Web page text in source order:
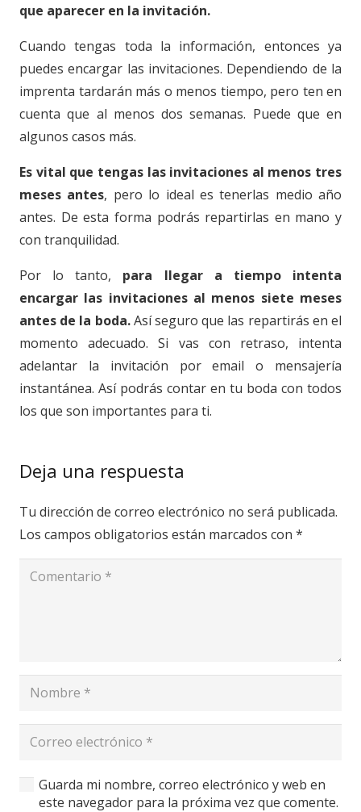
que aparecer en la invitación.
Cuando tengas toda la información, entonces ya
puedes encargar las invitaciones. Dependiendo de la
imprenta tardarán más o menos tiempo, pero ten en
cuenta que al menos dos semanas. Puede que en
algunos casos más.
Es vital que tengas las invitaciones al menos tres
meses antes, pero lo ideal es tenerlas medio año
antes. De esta forma podrás repartirlas en mano y
con tranquilidad.
Por lo tanto, para llegar a tiempo intenta
encargar las invitaciones al menos siete meses
antes de la boda.Así seguro que las repartirás en el
momento adecuado. Si vas con retraso, intenta
adelantar la invitación por email o mensajería
instantánea. Así podrás contar en tu boda con todos
los que son importantes para ti.
Deja una respuesta
Tu dirección de correo electrónico no será publicada.
Los campos obligatorios están marcados con *
Guarda mi nombre, correo electrónico y web en
este navegador para la próxima vez que comente.